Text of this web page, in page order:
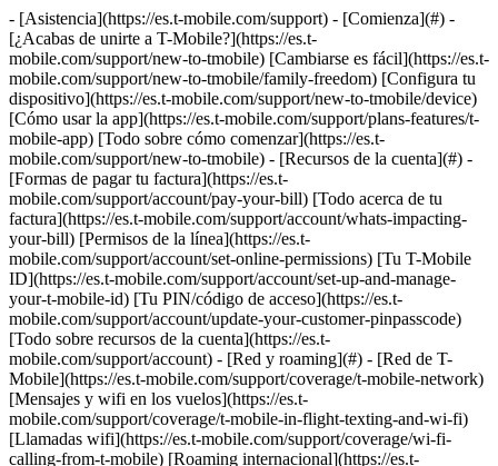
- [Asistencia](https://es.t-mobile.com/support) - [Comienza](#) -
[¿Acabas de unirte a T-Mobile?](https://es.t-
mobile.com/support/new-to-tmobile) [Cambiarse es fácil](https://es.t-
mobile.com/support/new-to-tmobile/family-freedom) [Configura tu
dispositivo](https://es.t-mobile.com/support/new-to-tmobile/device)
[Cómo usar la app](https://es.t-mobile.com/support/plans-features/t-
mobile-app) [Todo sobre cómo comenzar](https://es.t-
mobile.com/support/new-to-tmobile) - [Recursos de la cuenta](#) -
[Formas de pagar tu factura](https://es.t-
mobile.com/support/account/pay-your-bill) [Todo acerca de tu
factura](https://es.t-mobile.com/support/account/whats-impacting-
your-bill) [Permisos de la línea](https://es.t-
mobile.com/support/account/set-online-permissions) [Tu T-Mobile
ID](https://es.t-mobile.com/support/account/set-up-and-manage-
your-t-mobile-id) [Tu PIN/código de acceso](https://es.t-
mobile.com/support/account/update-your-customer-pinpasscode)
[Todo sobre recursos de la cuenta](https://es.t-
mobile.com/support/account) - [Red y roaming](#) - [Red de T-
Mobile](https://es.t-mobile.com/support/coverage/t-mobile-network)
[Mensajes y wifi en los vuelos](https://es.t-
mobile.com/support/coverage/t-mobile-in-flight-texting-and-wi-fi)
[Llamadas wifi](https://es.t-mobile.com/support/coverage/wi-fi-
calling-from-t-mobile) [Roaming internacional](https://es.t-